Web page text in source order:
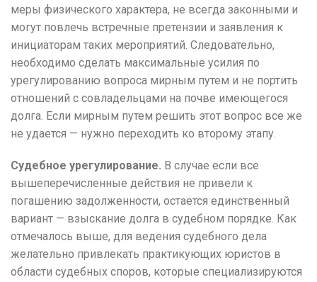
меры физического характера, не всегда законными и
могут повлечь встречные претензии и заявления к
инициаторам таких мероприятий. Следовательно,
необходимо сделать максимальные усилия по
урегулированию вопроса мирным путем и не портить
отношений с совладельцами на почве имеющегося
долга. Если мирным путем решить этот вопрос все же
не удается — нужно переходить ко второму этапу.
Судебное урегулирование. В случае если все
вышеперечисленные действия не привели к
погашению задолженности, остается единственный
вариант — взыскание долга в судебном порядке. Как
отмечалось выше, для ведения судебного дела
желательно привлекать практикующих юристов в
области судебных споров, которые специализируются